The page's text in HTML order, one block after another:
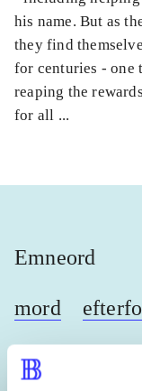
his name. But as
they find
for centuries - one
reaping the
for all ...
Emneord
mord
spænding